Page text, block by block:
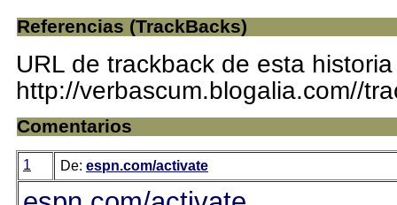
Referencias (TrackBacks)
URL de trackback de esta historia
http://verbascum.blogalia.com//
Comentarios
1 De: espn.com/activate